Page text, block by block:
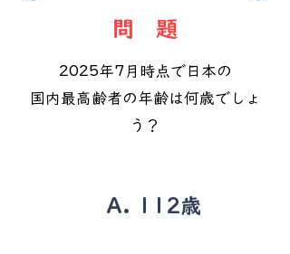
​問 題
2025年7月時点で日本の
国内最高齢者の年齢は何歳でしょ
う？
A. 112歳